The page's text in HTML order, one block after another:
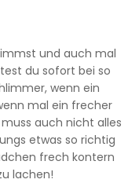
und auch mal
du sofort bei so
wenn ein
mal ein frecher
auch nicht alles
etwas so richtig
frech kontern
lachen!